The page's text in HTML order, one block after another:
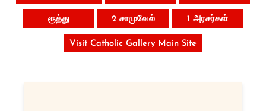
ரூத்து 2 சாமுவேல் 1 அரசர்கள்
Visit Catholic Gallery Main Site